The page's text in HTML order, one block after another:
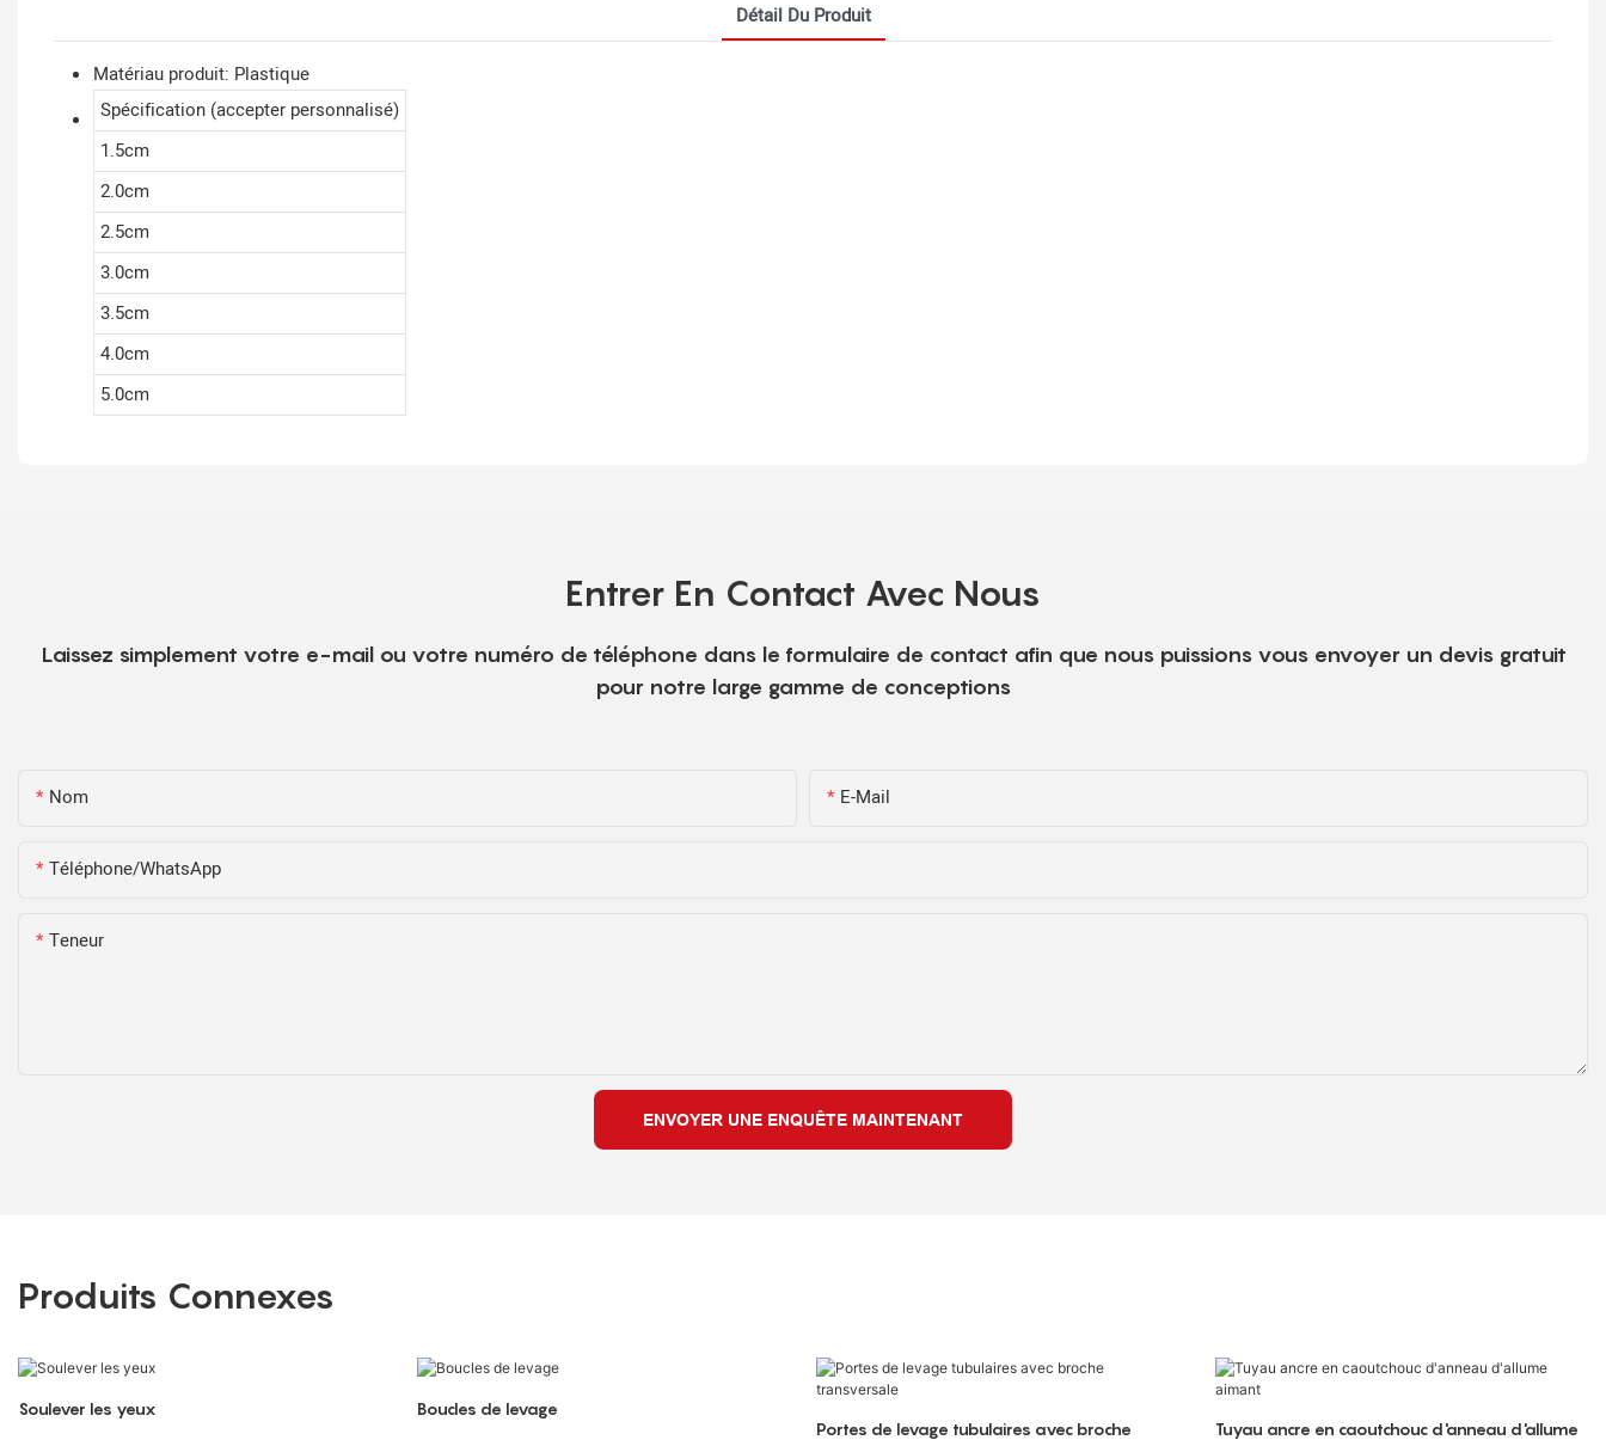
Détail Du Produit
Matériau produit: Plastique
Spécification (accepter personnalisé)
1.5cm
2.0cm
2.5cm
3.0cm
3.5cm
4.0cm
5.0cm
Entrer En Contact Avec Nous
Laissez simplement votre e-mail ou votre numéro de téléphone dans le formulaire de contact afin que nous puissions vous envoyer un devis gratuit
pour notre large gamme de conceptions
Nom E-Mail
Téléphone/WhatsApp
Teneur
ENVOYER UNE ENQUÊTE MAINTENANT
Produits Connexes
Soulever les yeux
Boucles de levage
Portes de levage tubulaires avec broche
Tuyau ancre en caoutchouc d'anneau d'allume